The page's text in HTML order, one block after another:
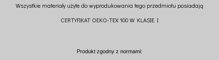
Wszystkie materiały użyte do wyprodukowania tego przedmiotu posiadają
CERTYFIKAT OEKO-TEX 100 W KLASIE I
Produkt zgodny z normami: